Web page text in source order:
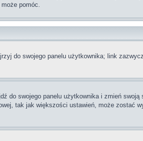
pomóc.
do swojego panelu użytkownika; link
do swojego panelu użytkownika i zmień swoją
tak jak większości ustawień, może zostać